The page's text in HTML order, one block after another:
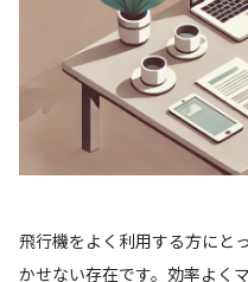
飛行機をよく利用する方にと
かせない存在です。効率よく